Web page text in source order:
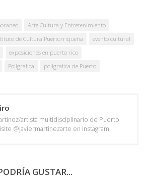
Arte Cultura y Entretenimiento
de Cultura Puertorriqueña
evento cultural
exposiciones en puerto rico
Poligrafica poligrafica de Puerto
artista multidisciplinario de Puerto
@javiermartinezarte en Instagram
GUSTAR...